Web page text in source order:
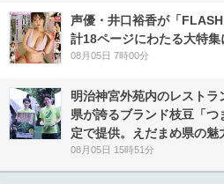
声優・井口裕香が「
計18ページにわたる大特集
08月05日 7時00分
明治神宮外苑内のレスト
県が誇るブランド枝豆「
定で提供。えだまめ県の魅
08月05日 15時51分